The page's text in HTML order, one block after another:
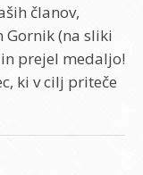
članov,
(na sliki
prejel medaljo!
ki v cilj priteče